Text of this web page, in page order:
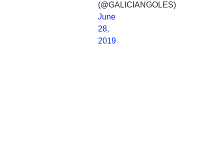
(@GALICIANGOLES)
June
28,
2019